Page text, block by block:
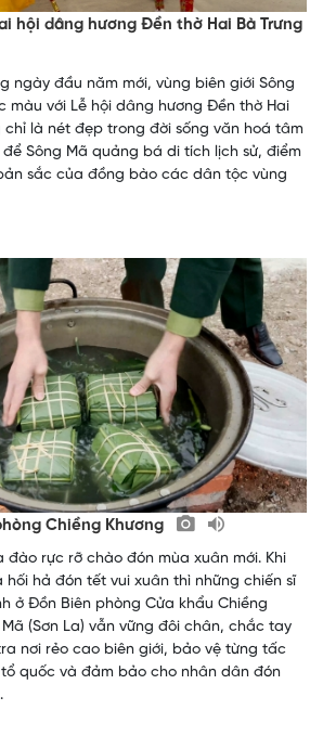
hội dâng hương Đền thờ Hai Bà Trưng
ngày đầu năm mới, vùng biên giới Sông
màu với Lễ hội dâng hương Đền thờ Hai
chỉ là nét đẹp trong đời sống văn hoá tâm
để Sông Mã quảng bá di tích lịch sử, điểm
sắc của đồng bào các dân tộc vùng
Chiềng Khương
đào rực rỡ chào đón mùa xuân mới. Khi
hối hả đón tết vui xuân thì những chiến sĩ
ở Đồn Biên phòng Cửa khẩu Chiềng
Mã (Sơn La) vẫn vững đôi chân, chắc tay
nơi rẻo cao biên giới, bảo vệ từng tấc
quốc và đảm bảo cho nhân dân đón